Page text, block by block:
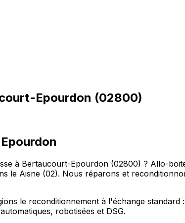
Epourdon (02800)
à Bertaucourt-Epourdon (02800) ? Allo-
Aisne (02). Nous réparons et
le reconditionnement à l'échange
robotisées et DSG.